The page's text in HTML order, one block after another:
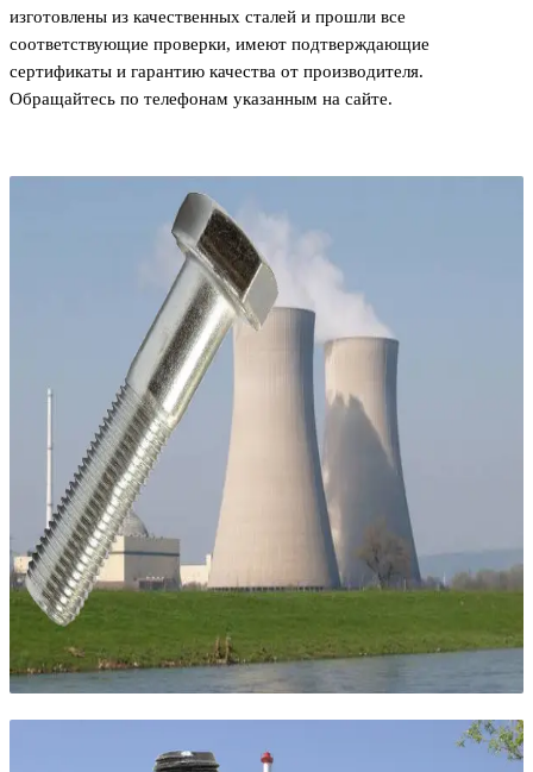
изготовлены из качественных сталей и прошли все
соответствующие проверки, имеют подтверждающие
сертификаты и гарантию качества от производителя.
Обращайтесь по телефонам указанным на сайте.